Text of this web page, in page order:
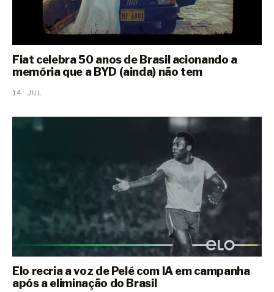
Fiat celebra 50 anos de Brasil acionando a
memória que a BYD (ainda) não tem
14 JUL
Elo recria a voz de Pelé com IA em campanha
após a eliminação do Brasil